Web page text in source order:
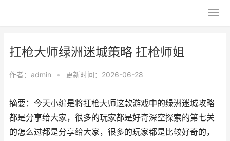
扛枪大师绿洲迷城策略 扛枪师姐
作者： admin • 更新时间：2026-06-28
摘要：今天小编是将扛枪大师这款游戏中的绿洲迷城攻略
都是分享给大家，很多的玩家都是好奇深空探索的第七关
的怎么过都是分享给大家，很多的玩家都是比较好奇的，